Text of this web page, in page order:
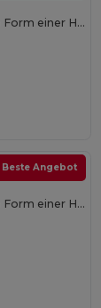
REVEL Zweifarbiger Klöppel in Form einer Hand mit Griff
Beste Angebot
REVEL Zweifarbiger Klöppel in Form einer Hand mit Griff